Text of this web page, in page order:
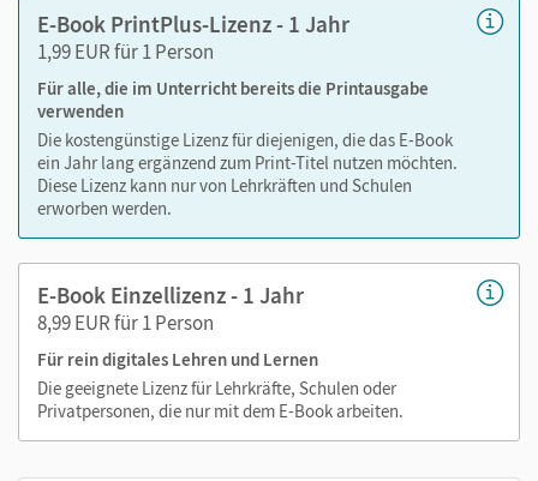
Lesezeichen hinzufügen
Zoomen
E-Book PrintPlus-Lizenz - 1 Jahr
1,99 EUR für 1 Person
Für alle, die im Unterricht bereits die Printausgabe
verwenden
Die kostengünstige Lizenz für diejenigen, die das E-Book
ein Jahr lang ergänzend zum Print-Titel nutzen möchten.
Diese Lizenz kann nur von Lehrkräften und Schulen
erworben werden.
E-Book Einzellizenz - 1 Jahr
8,99 EUR für 1 Person
Für rein digitales Lehren und Lernen
Die geeignete Lizenz für Lehrkräfte, Schulen oder
Privatpersonen, die nur mit dem E-Book arbeiten.